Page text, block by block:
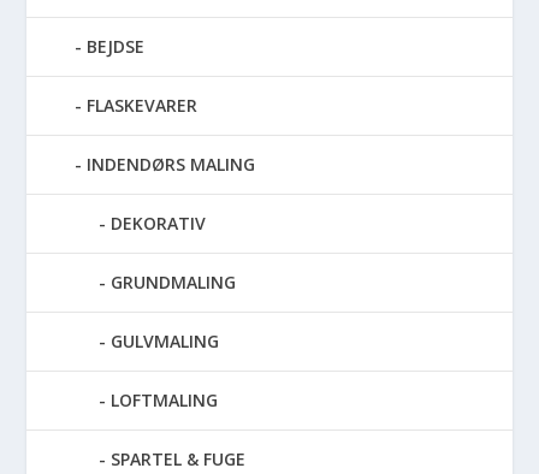
BEJDSE
FLASKEVARER
INDENDØRS MALING
DEKORATIV
GRUNDMALING
GULVMALING
LOFTMALING
SPARTEL & FUGE